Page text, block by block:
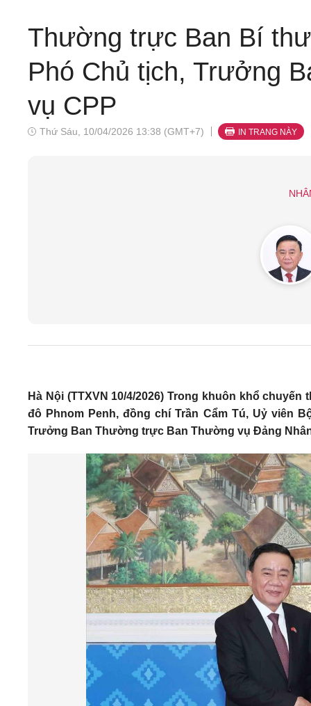
Thường trực Ban Bí
Phó Chủ tịch, Trưởng
vụ CPP
Thứ Sáu, 10/04/2026 13:38 (GMT+7) IN TRANG NÀY
Hà Nội (TTXVN 10/4/2026) Trong khuôn khổ
đô Phnom Penh, đồng chí Trần Cẩm Tú, Uỷ viên
Trưởng Ban Thường trực Ban Thường vụ Đảng